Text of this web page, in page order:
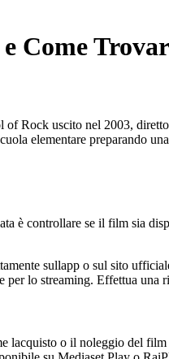
Come
Rock uscito nel 2003,
elementare preparando
è controllare se il film sia
sullapp o sul sito
lo streaming. Effettua una
lacquisto o il noleggio del